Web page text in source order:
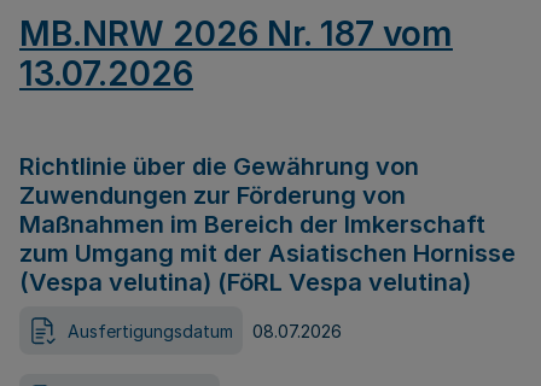
MB.NRW 2026 Nr. 187 vom
13.07.2026
Richtlinie über die Gewährung von
Zuwendungen zur Förderung von
Maßnahmen im Bereich der Imkerschaft
zum Umgang mit der Asiatischen Hornisse
(Vespa velutina) (FöRL Vespa velutina)
Ausfertigungsdatum 08.07.2026